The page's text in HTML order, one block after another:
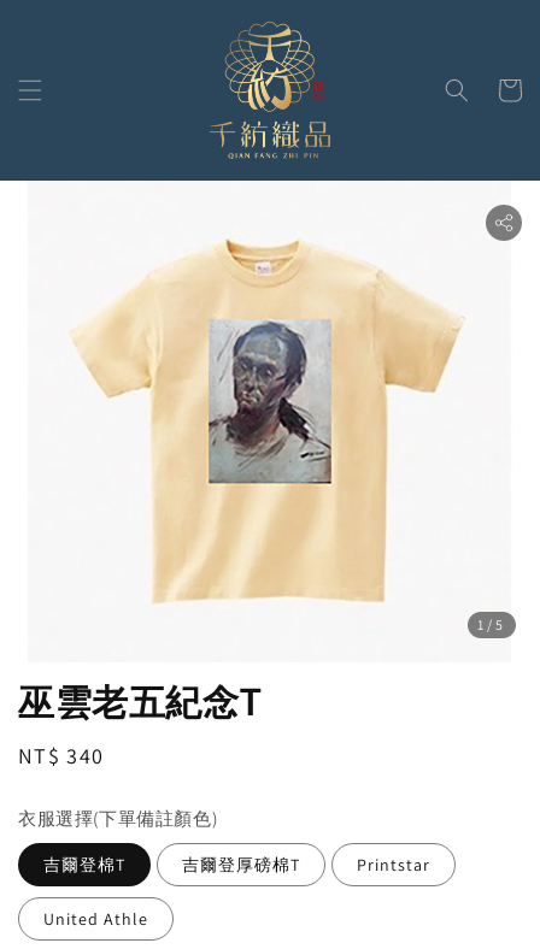
1 /5
巫雲老五紀念T
Regular
NT$ 340
衣服選擇(下單備註顏色)
吉爾登棉T 吉爾登厚磅棉T Printstar
United Athle